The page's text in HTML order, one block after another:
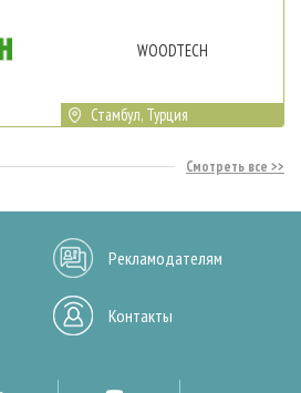
WOODTECH
Стамбул, Турция
Смотреть все
Рекламодателям
Контакты